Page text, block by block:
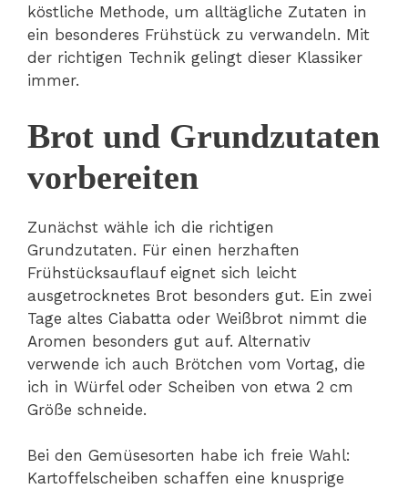
köstliche Methode, um alltägliche Zutaten in
ein besonderes Frühstück zu verwandeln. Mit
der richtigen Technik gelingt dieser Klassiker
immer.
Brot und Grundzutaten
vorbereiten
Zunächst wähle ich die richtigen
Grundzutaten. Für einen herzhaften
Frühstücksauflauf eignet sich leicht
ausgetrocknetes Brot besonders gut. Ein zwei
Tage altes Ciabatta oder Weißbrot nimmt die
Aromen besonders gut auf. Alternativ
verwende ich auch Brötchen vom Vortag, die
ich in Würfel oder Scheiben von etwa 2 cm
Größe schneide.
Bei den Gemüsesorten habe ich freie Wahl:
Kartoffelscheiben schaffen eine knusprige